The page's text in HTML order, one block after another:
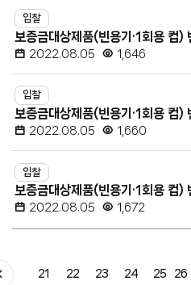
입찰
보증금대상제품(빈용기·1회용 컵
2022.08.05 1,646
입찰
보증금대상제품(빈용기·1회용 컵
2022.08.05 1,660
입찰
보증금대상제품(빈용기·1회용 컵
2022.08.05 1,672
21 22 23 24 25 26